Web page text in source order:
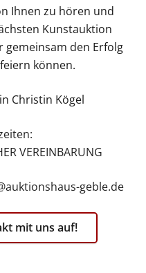
Ihnen zu hören und
Kunstauktion
den Erfolg
können.
Christin Kögel
VEREINBARUNG
geble.de
mit uns auf!